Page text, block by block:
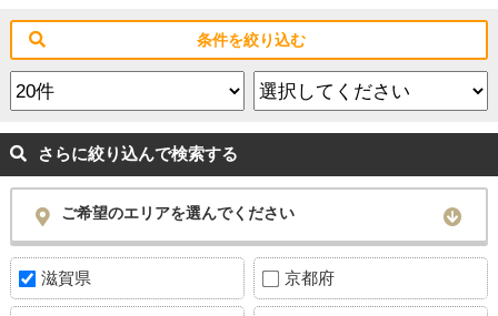
条件を絞り込む
さらに絞り込んで検索する
ご希望のエリアを選んでください
滋賀県 京都府